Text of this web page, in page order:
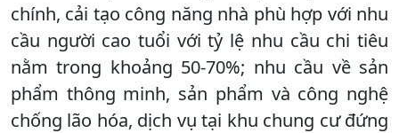
chính, cải tạo công năng nhà phù hợp với nhu
cầu người cao tuổi với tỷ lệ nhu cầu chi tiêu
nằm trong khoảng 50-70%; nhu cầu về sản
phẩm thông minh, sản phẩm và công nghệ
chống lão hóa, dịch vụ tại khu chung cư đứng